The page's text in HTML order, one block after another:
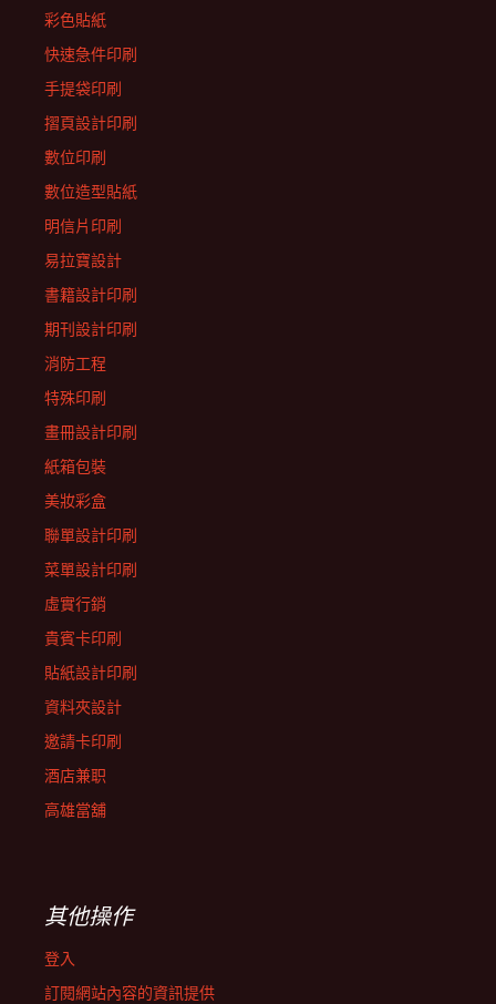
彩色貼紙
快速急件印刷
手提袋印刷
摺頁設計印刷
數位印刷
數位造型貼紙
明信片印刷
易拉寶設計
書籍設計印刷
期刊設計印刷
消防工程
特殊印刷
畫冊設計印刷
紙箱包裝
美妝彩盒
聯單設計印刷
菜單設計印刷
虛實行銷
貴賓卡印刷
貼紙設計印刷
資料夾設計
邀請卡印刷
酒店兼职
高雄當舖
其他操作
登入
訂閱網站內容的資訊提供